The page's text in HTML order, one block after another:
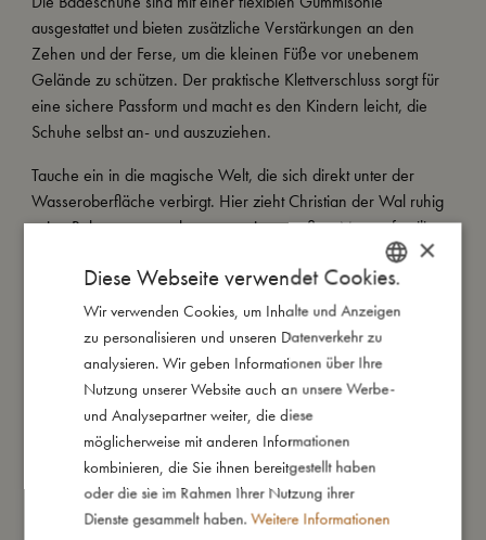
ausgestattet und bieten zusätzliche Verstärkungen an den
Zehen und der Ferse, um die kleinen Füße vor unebenem
Gelände zu schützen. Der praktische Klettverschluss sorgt für
eine sichere Passform und macht es den Kindern leicht, die
Schuhe selbst an- und auszuziehen.
Tauche ein in die magische Welt, die sich direkt unter der
Wasseroberfläche verbirgt. Hier zieht Christian der Wal ruhig
seine Bahnen – umgeben von seiner großen Meeresfamilie.
Sanfte Strömungen gleiten über den cremeweißen Hintergrund
und begleiten dein Kind auf eine sanfte Reise ins Träumeland.
Meine besonderen Merkmale:
- Rutschfeste Sohle für extra Sicherheit
- Zusätzliche Verstärkungen an Zehen und Ferse
- UPF: 50+
- Erhältlich in drei Größen: 23-24, 24-25 und 26-27
So groß bin ich
DANISH
ENGLISH
GERMAN
×
Diese Webseite verwendet Cookies.
Wir verwenden Cookies, um Inhalte und Anzeigen
zu personalisieren und unseren Datenverkehr zu
analysieren. Wir geben Informationen über Ihre
Nutzung unserer Website auch an unsere Werbe-
und Analysepartner weiter, die diese
möglicherweise mit anderen Informationen
kombinieren, die Sie ihnen bereitgestellt haben
oder die sie im Rahmen Ihrer Nutzung ihrer
Dienste gesammelt haben. Weitere Informationen